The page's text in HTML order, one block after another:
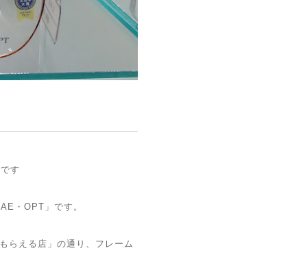
す
・OPT」です。
らえる店」の通り、フレーム